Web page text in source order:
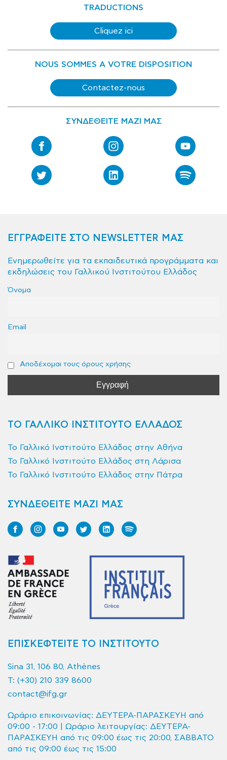
TRADUCTIONS
Cliquez ici
NOUS SOMMES A VOTRE DISPOSITION
Contactez-nous
ΣΥΝΔΕΘΕΙΤΕ ΜΑΖΙ ΜΑΣ
ΕΓΓΡΑΦΕΙΤΕ ΣΤΟ NEWSLETTER ΜΑΣ
Ενημερωθείτε για τα εκπαιδευτικά προγράμματα και
εκδηλώσεις του Γαλλικού Ινστιτούτου Ελλάδος
Όνομα
Email
Αποδέχομαι τους όρους χρήσης
ΤΟ ΓΑΛΛΙΚΟ ΙΝΣΤΙΤΟΥΤΟ ΕΛΛΑΔΟΣ
Το Γαλλικό Ινστιτούτο Ελλάδος στην Αθήνα
Το Γαλλικό Ινστιτούτο Ελλάδος στη Λάρισα
Το Γαλλικό Ινστιτούτο Ελλάδος στην Πάτρα
ΣΥΝΔΕΘΕΙΤΕ ΜΑΖΙ ΜΑΣ
ΕΠΙΣΚΕΦΤΕΙΤΕ ΤΟ ΙΝΣΤΙΤΟΥΤΟ
Sina 31, 106 80, Athènes
T: (+30) 210 339 8600
contact@ifg.gr
Ωράριο επικοινωνίας: ΔΕΥΤΕΡΑ-ΠΑΡΑΣΚΕΥΗ από
09:00 - 17:00 | Ωράριο λειτουργίας: ΔΕΥΤΕΡΑ-
ΠΑΡΑΣΚΕΥΗ από τις 09:00 έως τις 20:00, ΣΑΒΒΑΤΟ
από τις 09:00 έως τις 15:00